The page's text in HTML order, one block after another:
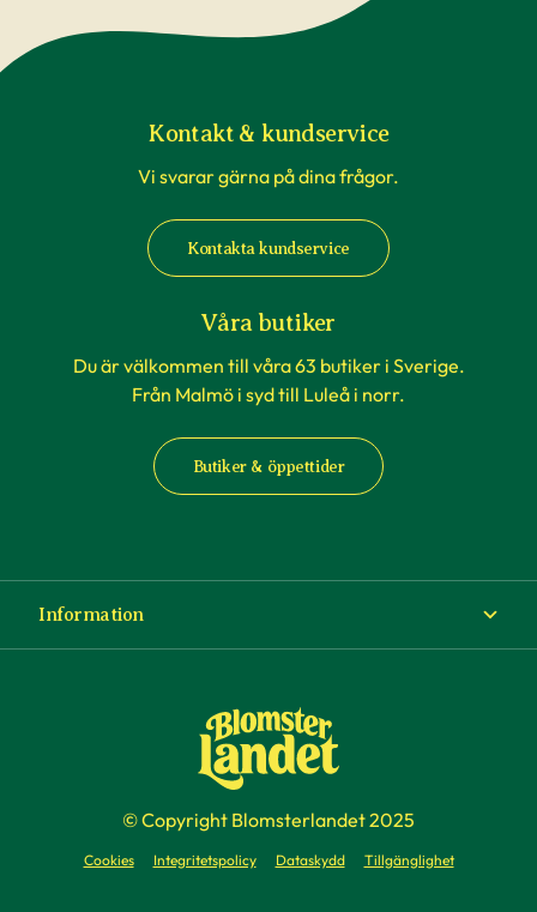
Kontakt & kundservice
Vi svarar gärna på dina frågor.
Kontakta kundservice
Våra butiker
Du är välkommen till våra 63 butiker i Sverige.
Från Malmö i syd till Luleå i norr.
Butiker & öppettider
Information
Köp- och leveransvillkor
Företag
© Copyright Blomsterlandet 2025
Cookies Integritetspolicy Dataskydd Tillgänglighet